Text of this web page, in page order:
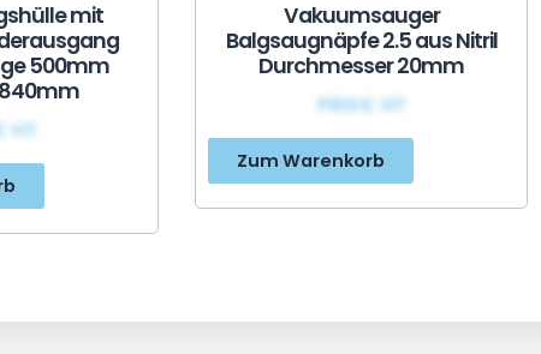
mit
500mm
HT
Vakuumsauger
Balgsaugnäpfe 2.5 aus Nitril
Durchmesser 20mm
PRIX€ HT
Zum Warenkorb